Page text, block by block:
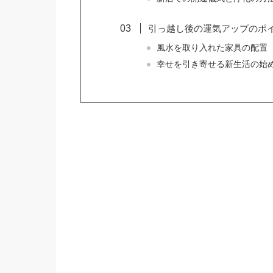
引っ越し後の運気アップのポ
風水を取り入れた家具の配置
幸せを引き寄せる新生活の始